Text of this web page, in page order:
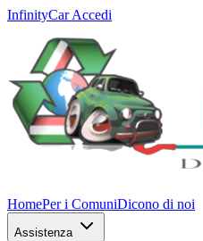
InfinityCarAccedi
HomePer i ComuniDicono di noi
Assistenza